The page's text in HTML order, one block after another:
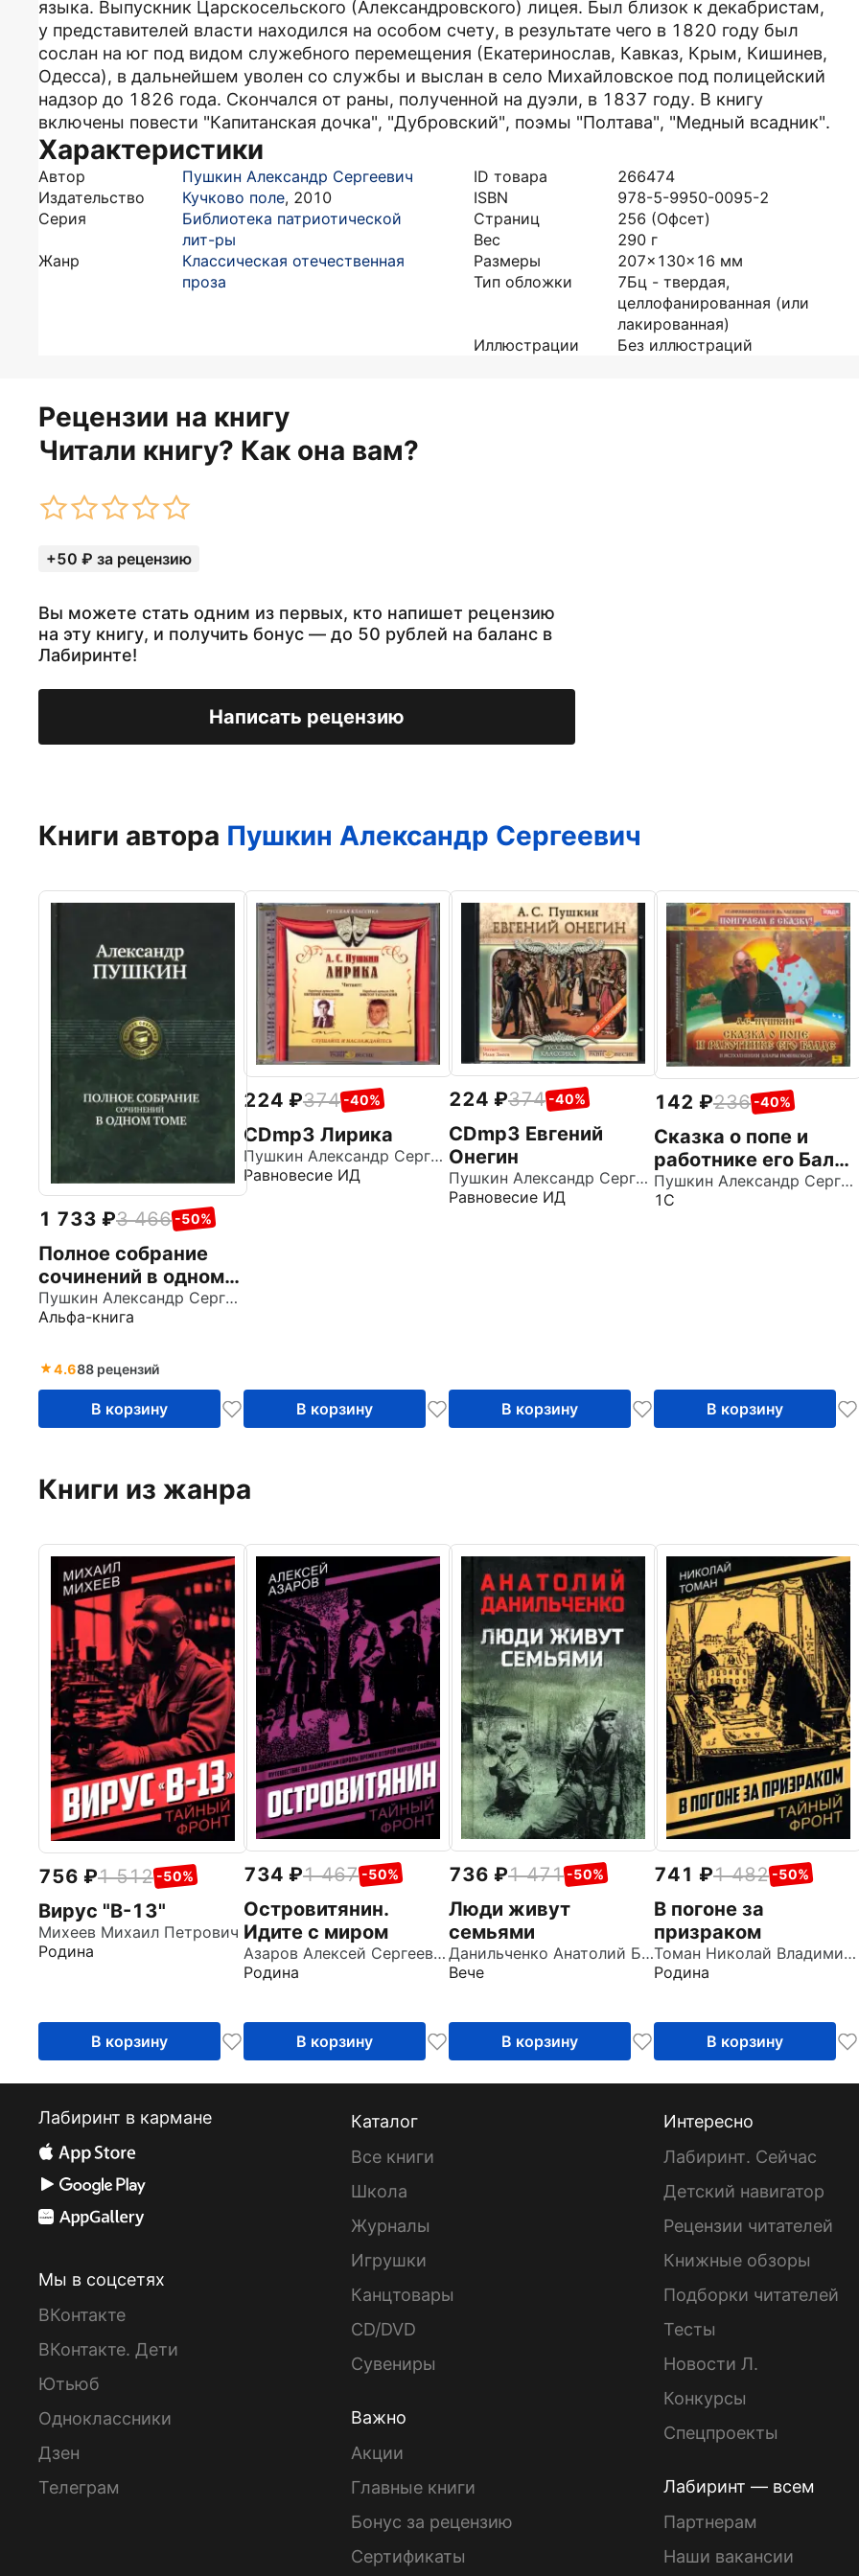
языка. Выпускник Царскосельского (Александровского) лицея. Был близок к декабристам,
у представителей власти находился на особом счету, в результате чего в 1820 году был
сослан на юг под видом служебного перемещения (Екатеринослав, Кавказ, Крым, Кишинев,
Одесса), в дальнейшем уволен со службы и выслан в село Михайловское под полицейский
надзор до 1826 года. Скончался от раны, полученной на дуэли, в 1837 году. В книгу
включены повести "Капитанская дочка", "Дубровский", поэмы "Полтава", "Медный всадник".
Характеристики
Автор
Пушкин Александр Сергеевич
Издательство
Кучково поле, 2010
Серия
Библиотека патриотической
лит-ры
Жанр
Классическая отечественная
проза
ID товара
266474
ISBN
978-5-9950-0095-2
Страниц
256 (Офсет)
Вес
290 г
Размеры
207x130x16 мм
Тип обложки
7Бц - твердая,
целлофанированная (или
лакированная)
Иллюстрации
Без иллюстраций
Рецензии на книгу
Читали книгу? Как она вам?
+50 ₽ за рецензию
Вы можете стать одним из первых, кто напишет рецензию
на эту книгу, и получить бонус — до 50 рублей на баланс в
Лабиринте!
Написать рецензию
Книги автора Пушкин Александр Сергеевич
1 733 3 466 -50%
Полное собрание
сочинений в одном
томе
Пушкин Александр Сергеевич
Альфа-книга
4.688 рецензий
В корзину
224 374 -40%
CDmp3 Лирика
Пушкин Александр Сергеевич
Равновесие ИД
В корзину
224 374 -40%
CDmp3 Евгений
Онегин
Пушкин Александр Сергеевич
Равновесие ИД
В корзину
142 236 -40%
Сказка о попе и
работнике его Балде
(CDpc)
Пушкин Александр Сергеевич
1С
В корзину
Книги из жанра
756 1 512 -50%
Вирус "В-13"
Михеев Михаил Петрович
Родина
В корзину
734 1 467 -50%
Островитянин.
Идите с миром
Азаров Алексей Сергеевич
Родина
В корзину
736 1 471 -50%
Люди живут
семьями
Данильченко Анатолий Борисович
Вече
В корзину
741 1 482 -50%
В погоне за
призраком
Томан Николай Владимирович
Родина
В корзину
Лабиринт в кармане
Мы в соцсетях
ВКонтакте
ВКонтакте. Дети
Ютьюб
Одноклассники
Дзен
Телеграм
Каталог
Все книги
Школа
Журналы
Игрушки
Канцтовары
CD/DVD
Сувениры
Важно
Акции
Главные книги
Бонус за рецензию
Сертификаты
Интересно
Лабиринт. Сейчас
Детский навигатор
Рецензии читателей
Книжные обзоры
Подборки читателей
Тесты
Новости Л.
Конкурсы
Спецпроекты
Лабиринт — всем
Партнерам
Наши вакансии